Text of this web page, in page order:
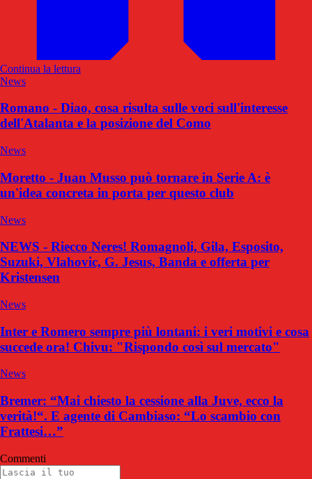
Continua la lettura
News
Romano - Diao, cosa risulta sulle voci sull'interesse
dell'Atalanta e la posizione del Como
News
Moretto - Juan Musso può tornare in Serie A: è
un'idea concreta in porta per questo club
News
NEWS - Riecco Neres! Romagnoli, Gila, Esposito,
Suzuki, Vlahovic, G. Jesus, Banda e offerta per
Kristensen
News
Inter e Romero sempre più lontani: i veri motivi e cosa
succede ora! Chivu: "Rispondo così sul mercato"
News
Bremer: “Mai chiesto la cessione alla Juve, ecco la
verità!“. E agente di Cambiaso: “Lo scambio con
Frattesi…”
Commenti